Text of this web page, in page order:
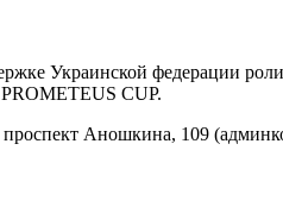
Украинской федерации
CUP.
проспект Аношкина, 109